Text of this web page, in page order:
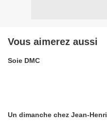
Vous aimerez aussi
Soie DMC
Un dimanche chez Jean-Henri